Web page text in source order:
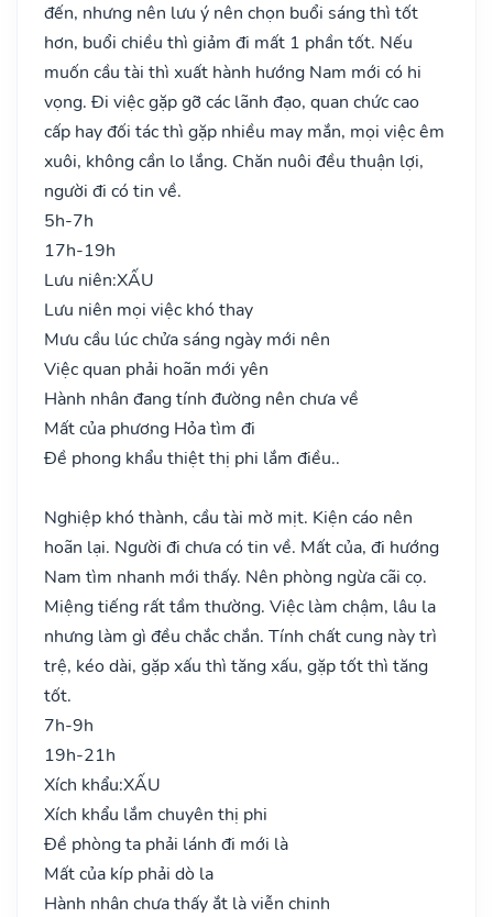
đến, nhưng nên lưu ý nên chọn buổi sáng thì tốt
hơn, buổi chiều thì giảm đi mất 1 phần tốt. Nếu
muốn cầu tài thì xuất hành hướng Nam mới có hi
vọng. Đi việc gặp gỡ các lãnh đạo, quan chức cao
cấp hay đối tác thì gặp nhiều may mắn, mọi việc êm
xuôi, không cần lo lắng. Chăn nuôi đều thuận lợi,
người đi có tin về.
5h-7h
17h-19h
Lưu niên:XẤU
Lưu niên mọi việc khó thay
Mưu cầu lúc chửa sáng ngày mới nên
Việc quan phải hoãn mới yên
Hành nhân đang tính đường nên chưa về
Mất của phương Hỏa tìm đi
Đề phong khẩu thiệt thị phi lắm điều..
Nghiệp khó thành, cầu tài mờ mịt. Kiện cáo nên
hoãn lại. Người đi chưa có tin về. Mất của, đi hướng
Nam tìm nhanh mới thấy. Nên phòng ngừa cãi cọ.
Miệng tiếng rất tầm thường. Việc làm chậm, lâu la
nhưng làm gì đều chắc chắn. Tính chất cung này trì
trệ, kéo dài, gặp xấu thì tăng xấu, gặp tốt thì tăng
tốt.
7h-9h
19h-21h
Xích khẩu:XẤU
Xích khẩu lắm chuyên thị phi
Đề phòng ta phải lánh đi mới là
Mất của kíp phải dò la
Hành nhân chưa thấy ắt là viễn chinh